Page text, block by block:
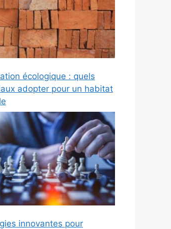
écologique : quels
adopter pour un habitat
innovantes pour